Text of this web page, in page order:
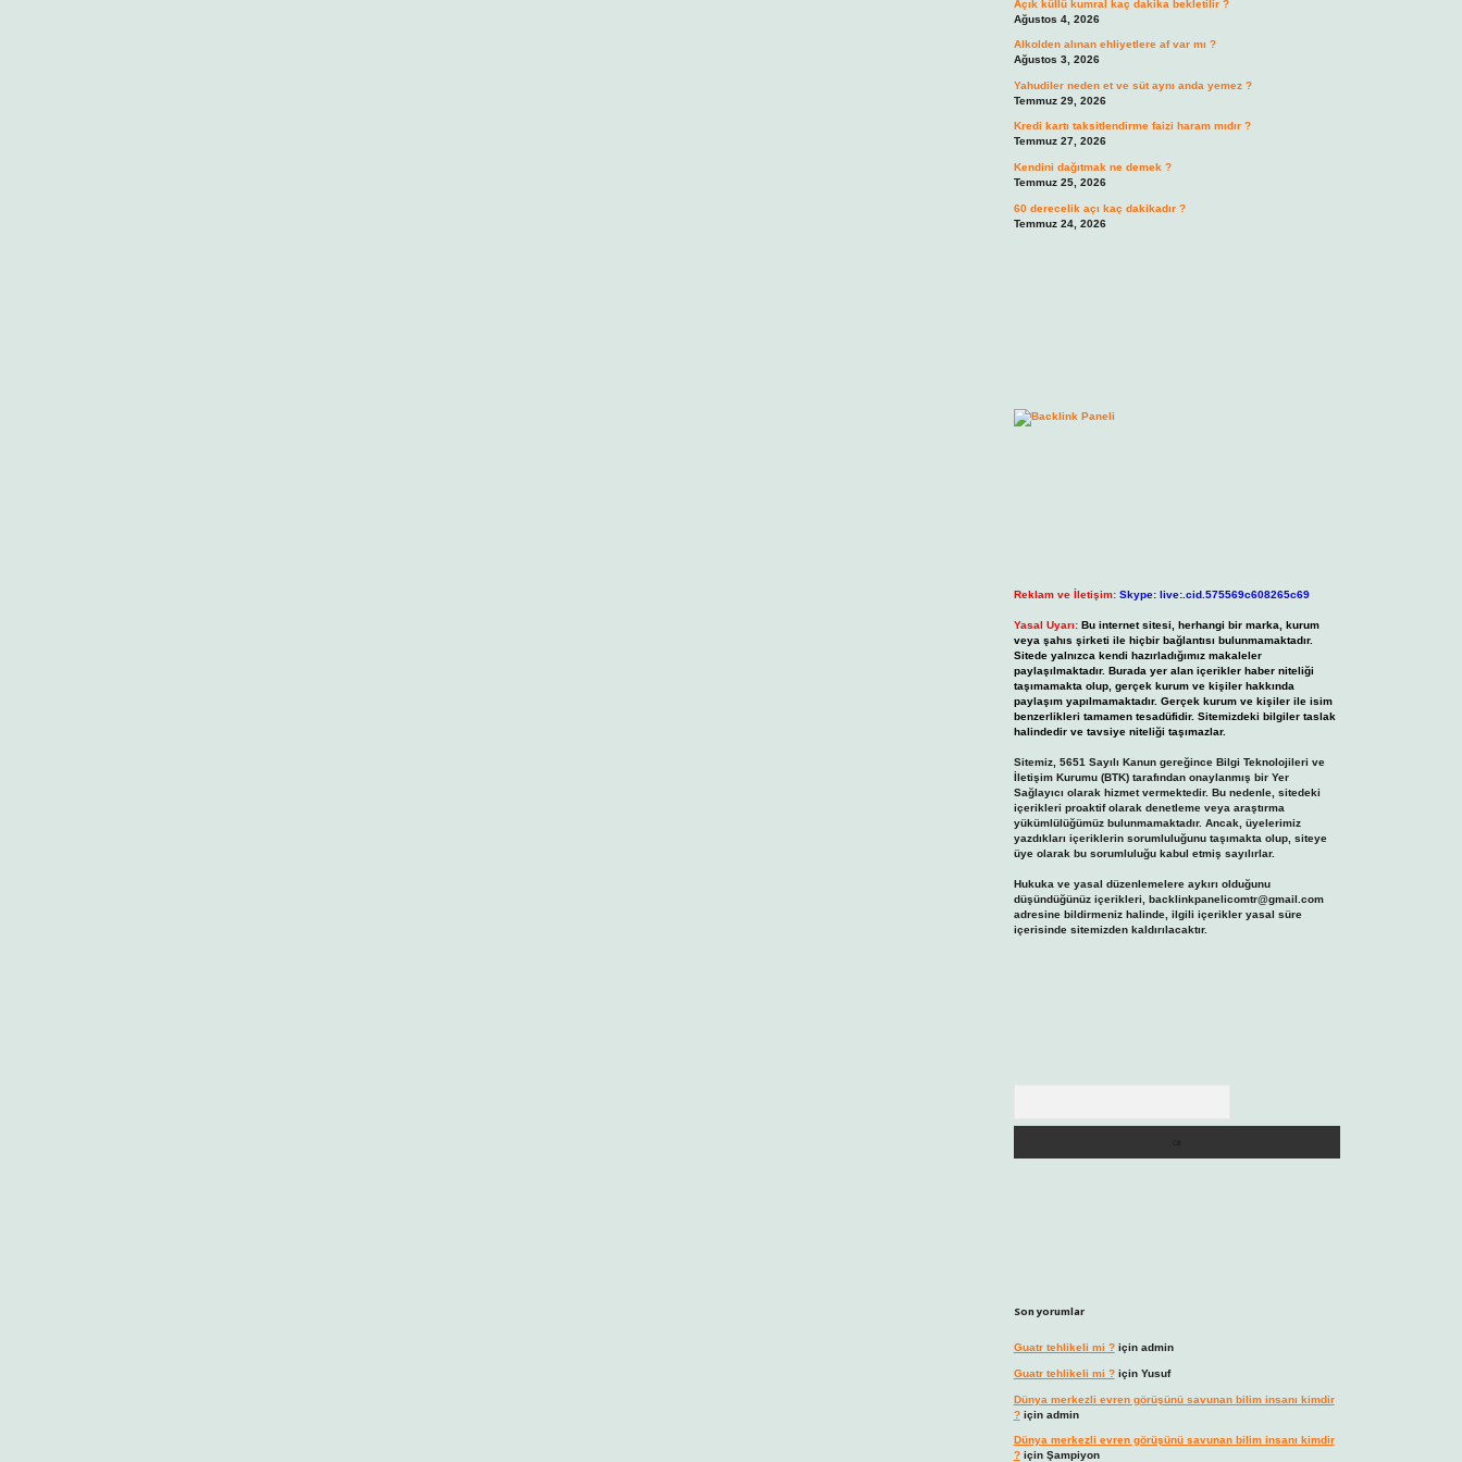
Açık küllü kumral kaç dakika bekletilir ?
Ağustos 4, 2026
Alkolden alınan ehliyetlere af var mı ?
Ağustos 3, 2026
Yahudiler neden et ve süt aynı anda yemez ?
Temmuz 29, 2026
Kredi kartı taksitlendirme faizi haram mıdır ?
Temmuz 27, 2026
Kendini dağıtmak ne demek ?
Temmuz 25, 2026
60 derecelik açı kaç dakikadır ?
Temmuz 24, 2026
Reklam ve İletişim: Skype: live:.cid.575569c608265c69
Yasal Uyarı: Bu internet sitesi, herhangi bir marka, kurum
veya şahıs şirketi ile hiçbir bağlantısı bulunmamaktadır.
Sitede yalnızca kendi hazırladığımız makaleler
paylaşılmaktadır. Burada yer alan içerikler haber niteliği
taşımamakta olup, gerçek kurum ve kişiler hakkında
paylaşım yapılmamaktadır. Gerçek kurum ve kişiler ile isim
benzerlikleri tamamen tesadüfidir. Sitemizdeki bilgiler taslak
halindedir ve tavsiye niteliği taşımazlar.
Sitemiz, 5651 Sayılı Kanun gereğince Bilgi Teknolojileri ve
İletişim Kurumu (BTK) tarafından onaylanmış bir Yer
Sağlayıcı olarak hizmet vermektedir. Bu nedenle, sitedeki
içerikleri proaktif olarak denetleme veya araştırma
yükümlülüğümüz bulunmamaktadır. Ancak, üyelerimiz
yazdıkları içeriklerin sorumluluğunu taşımakta olup, siteye
üye olarak bu sorumluluğu kabul etmiş sayılırlar.
Hukuka ve yasal düzenlemelere aykırı olduğunu
düşündüğünüz içerikleri, backlinkpanelicomtr@gmail.com
adresine bildirmeniz halinde, ilgili içerikler yasal süre
içerisinde sitemizden kaldırılacaktır.
Son yorumlar
Guatr tehlikeli mi ?için admin
Guatr tehlikeli mi ?için Yusuf
Dünya merkezli evren görüşünü savunan bilim insanı kimdir
?için admin
Dünya merkezli evren görüşünü savunan bilim insanı kimdir
?için Şampiyon